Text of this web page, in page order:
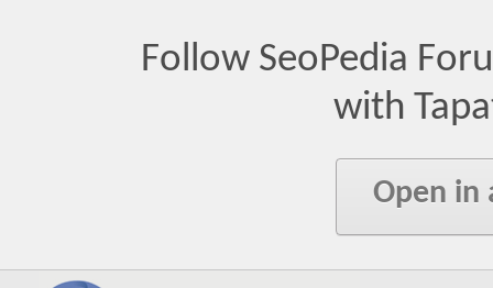
Follow SeoPedia
with
Open in